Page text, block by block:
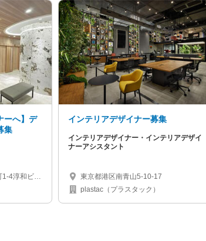
ーへ】デ
集
1-4淳和ビル
インテリアデザイナー募集
インテリアデザイナー・インテリアデザイ
ナーアシスタント
東京都港区南青山5-10-17
plastac（プラスタック）